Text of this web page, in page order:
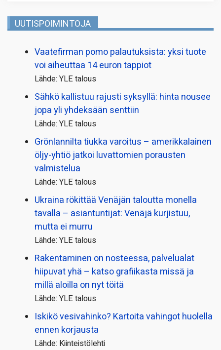
UUTISPOIMINTOJA
Vaatefirman pomo palautuksista: yksi tuote
voi aiheuttaa 14 euron tappiot
Lähde: YLE talous
Sähkö kallistuu rajusti syksyllä: hinta nousee
jopa yli yhdeksään senttiin
Lähde: YLE talous
Grönlannilta tiukka varoitus – amerikkalainen
öljy-yhtiö jatkoi luvattomien porausten
valmistelua
Lähde: YLE talous
Ukraina rökittää Venäjän taloutta monella
tavalla – asiantuntijat: Venäjä kurjistuu,
mutta ei murru
Lähde: YLE talous
Rakentaminen on nosteessa, palvelualat
hiipuvat yhä – katso grafiikasta missä ja
millä aloilla on nyt töitä
Lähde: YLE talous
Iskikö vesivahinko? Kartoita vahingot huolella
ennen korjausta
Lähde: Kiinteistölehti